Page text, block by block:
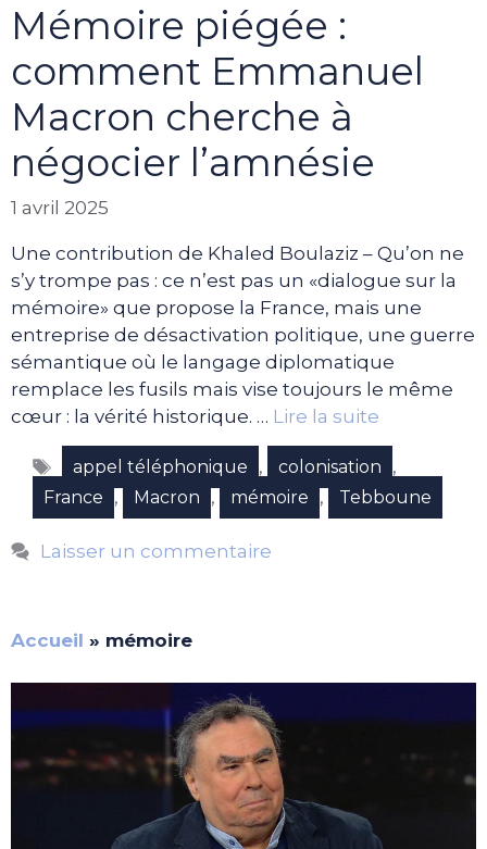
Mémoire piégée :
comment Emmanuel
Macron cherche à
négocier l’amnésie
1 avril 2025
Une contribution de Khaled Boulaziz – Qu’on ne
s’y trompe pas : ce n’est pas un «dialogue sur la
mémoire» que propose la France, mais une
entreprise de désactivation politique, une guerre
sémantique où le langage diplomatique
remplace les fusils mais vise toujours le même
cœur : la vérité historique. … Lire la suite
Étiquettes
appel téléphonique , colonisation ,
France , Macron , mémoire , Tebboune
Laisser un commentaire
Accueil » mémoire